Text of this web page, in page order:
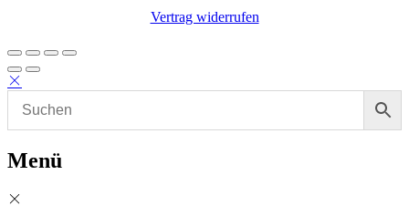
Vertrag widerrufen
Menü